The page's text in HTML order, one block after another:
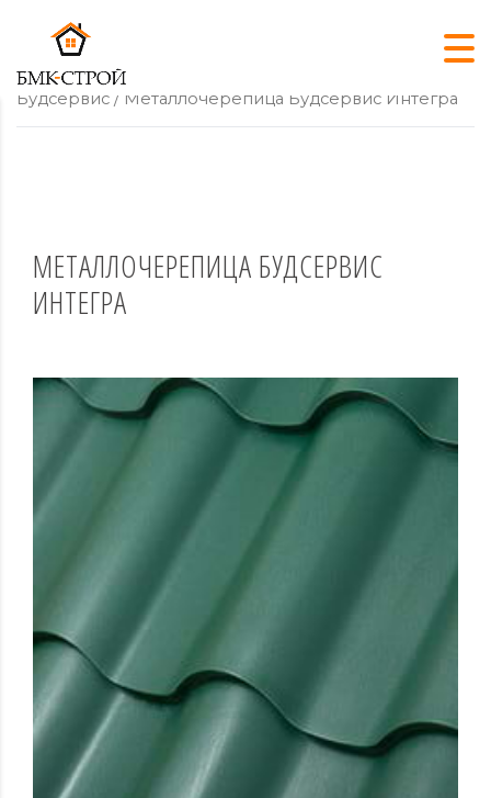
Главная/Металлочерепица
Будсервис / Металлочерепица Будсервис Интегра
МЕТАЛЛОЧЕРЕПИЦА БУДСЕРВИС
ИНТЕГРА